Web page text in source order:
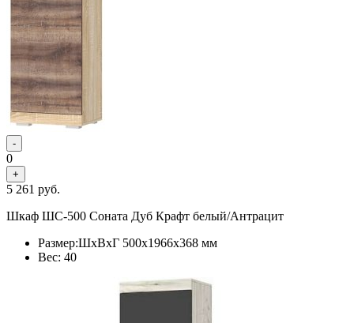
-
0
+
5 261 руб.
Шкаф ШС-500 Соната Дуб Крафт белый/Антрацит
Размер:ШхВхГ 500х1966х368 мм
Вес: 40